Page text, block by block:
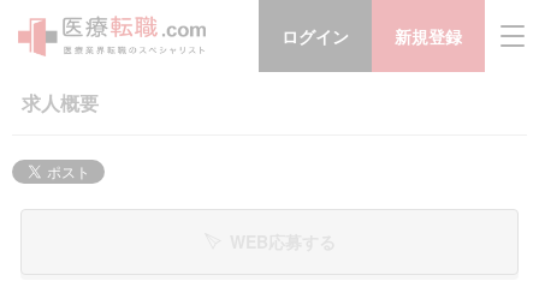
ログイン 新規登録
求人概要